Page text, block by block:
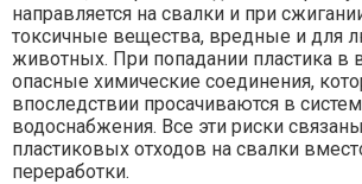
направляется на свалки и при
токсичные вещества, вредные и для
животных. При попадании пластика в
опасные химические соединения,
впоследствии просачиваются в
водоснабжения. Все эти риски
пластиковых отходов на свалки
переработки.